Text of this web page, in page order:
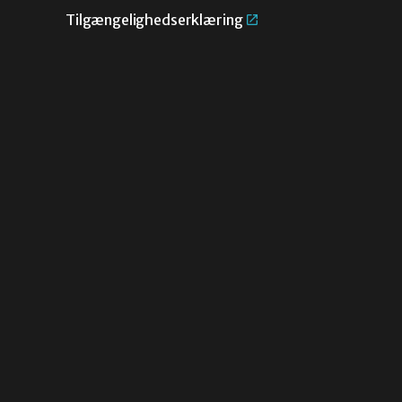
Tilgængelighedserklæring